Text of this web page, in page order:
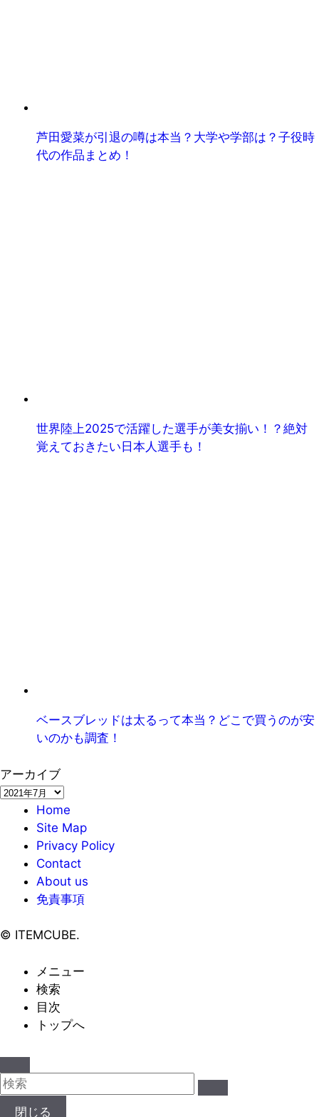
芦田愛菜が引退の噂は本当？大学や学部は？子役時
代の作品まとめ！
世界陸上2025で活躍した選手が美女揃い！？絶対
覚えておきたい日本人選手も！
ベースブレッドは太るって本当？どこで買うのが安
いのかも調査！
アーカイブ
ア
Home
Site Map
Privacy Policy
Contact
About us
免責事項
© ITEMCUBE.
メニュー
検索
目次
トップへ
閉じる